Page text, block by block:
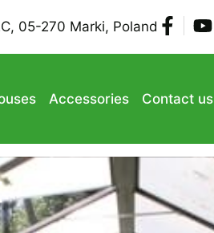
05-270 Marki, Poland
Accessories Contact us